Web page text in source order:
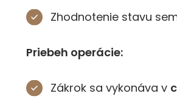
Zhodnotenie stavu
Priebeh operácie:
Zákrok sa vykonáva v